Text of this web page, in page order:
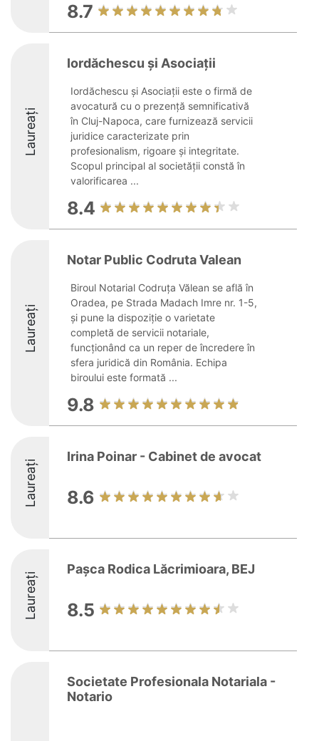
8.7
Laureați
Iordăchescu și Asociații
Iordăchescu și Asociații este o firmă de
avocatură cu o prezență semnificativă
în Cluj-Napoca, care furnizează servicii
juridice caracterizate prin
profesionalism, rigoare și integritate.
Scopul principal al societății constă în
valorificarea ...
8.4
Laureați
Notar Public Codruta Valean
Biroul Notarial Codruța Vălean se află în
Oradea, pe Strada Madach Imre nr. 1-5,
și pune la dispoziție o varietate
completă de servicii notariale,
funcționând ca un reper de încredere în
sfera juridică din România. Echipa
biroului este formată ...
9.8
Laureați
Irina Poinar - Cabinet de avocat
8.6
Laureați
Pașca Rodica Lăcrimioara, BEJ
8.5
Societate Profesionala Notariala -
Notario